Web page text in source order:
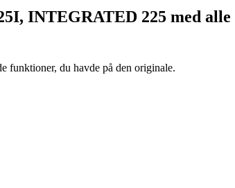
INTEGRATED 225 med alle
funktioner, du havde på den originale.